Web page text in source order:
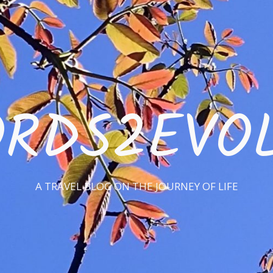
A TRAVEL BLOG ON THE JOURNEY OF LIFE